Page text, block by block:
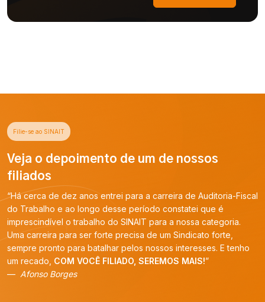
Filie-se ao SINAIT
Veja o depoimento de um de nossos
filiados
“Há cerca de dez anos entrei para a carreira de Auditoria-Fiscal
do Trabalho e ao longo desse período constatei que é
imprescindível o trabalho do SINAIT para a nossa categoria.
Uma carreira para ser forte precisa de um Sindicato forte,
sempre pronto para batalhar pelos nossos interesses. E tenho
um recado, COM VOCÊ FILIADO, SEREMOS MAIS!”
Afonso Borges